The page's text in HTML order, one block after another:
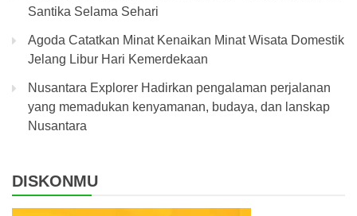
Santika Selama Sehari
Agoda Catatkan Minat Kenaikan Minat Wisata Domestik
Jelang Libur Hari Kemerdekaan
Nusantara Explorer Hadirkan pengalaman perjalanan
yang memadukan kenyamanan, budaya, dan lanskap
Nusantara
DISKONMU